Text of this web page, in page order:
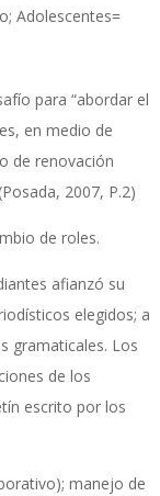
Adolescentes=
para “abordar el
en medio de
de renovación
2007, P.2)
de roles.
afianzó su
elegidos; a
gramaticales. Los
de los
escrito por los
manejo de